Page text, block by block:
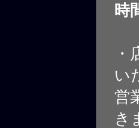
時
い
営
き